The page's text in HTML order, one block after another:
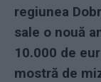
regiunea
sale o nouă
10.000 de
mostră de